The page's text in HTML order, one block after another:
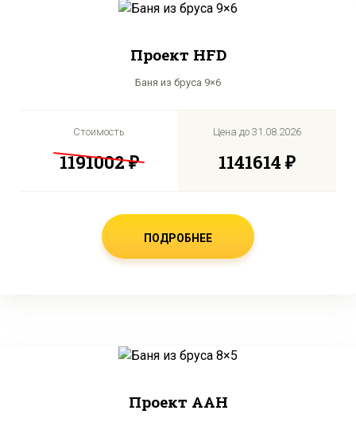
Проект HFD
Баня из бруса 9×6
Стоимость
1191002 ₽
Цена до 31.08.2026
1141614 ₽
ПОДРОБНЕЕ
Проект AAH